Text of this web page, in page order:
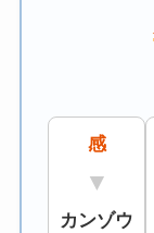
感
▼
カンゾウ